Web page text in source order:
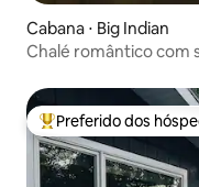
Cabana ⋅ Big Indian
Chalé romântico com
Entre os melhores
Preferido dos